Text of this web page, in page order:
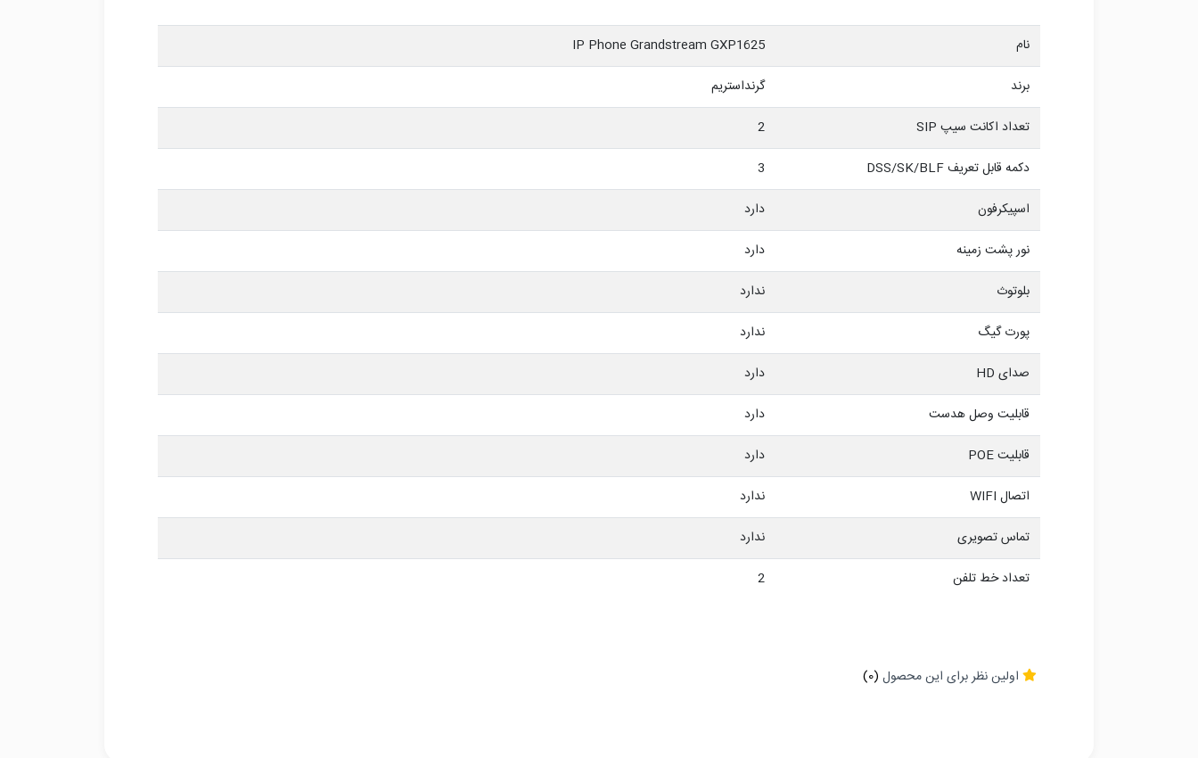
نام
IP Phone Grandstream GXP1625
برند
گرنداستریم
تعداد اکانت سیپ SIP
2
دکمه قابل تعریف DSS/SK/BLF
3
اسپیکرفون
دارد
نور پشت زمینه
دارد
بلوتوث
ندارد
پورت گیگ
ندارد
صدای HD
دارد
قابلیت وصل هدست
دارد
قابلیت POE
دارد
اتصال WIFI
ندارد
تماس تصویری
ندارد
تعداد خط تلفن
2
اولین نظر برای این محصول (0)